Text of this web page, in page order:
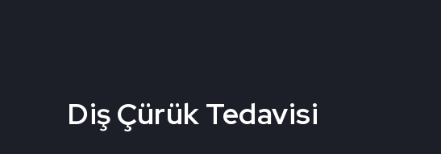
Diş Çürük Tedavisi